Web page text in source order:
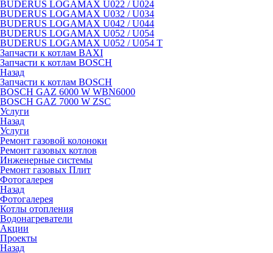
BUDERUS LOGAMAX U022 / U024
BUDERUS LOGAMAX U032 / U034
BUDERUS LOGAMAX U042 / U044
BUDERUS LOGAMAX U052 / U054
BUDERUS LOGAMAX U052 / U054 T
Запчасти к котлам BAXI
Запчасти к котлам BOSCH
Назад
Запчасти к котлам BOSCH
BOSCH GAZ 6000 W WBN6000
BOSCH GAZ 7000 W ZSC
Услуги
Назад
Услуги
Ремонт газовой колоноки
Ремонт газовых котлов
Инженерные системы
Ремонт газовых Плит
Фотогалерея
Назад
Фотогалерея
Котлы отопления
Водонагреватели
Акции
Проекты
Назад